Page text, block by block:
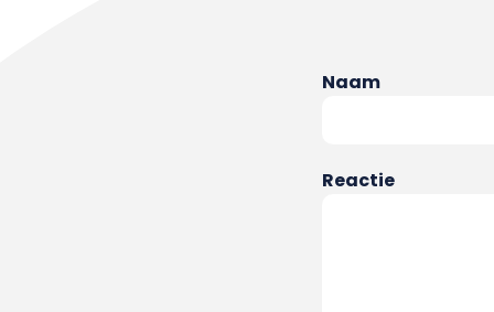
Naam
Reactie